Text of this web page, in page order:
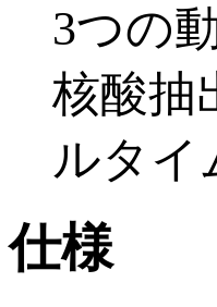
3つの
核酸抽
ルタイ
仕様